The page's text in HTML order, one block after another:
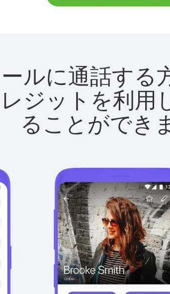
ルに通話する
ジットを利用
ることができ